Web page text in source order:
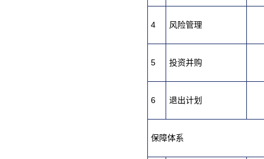
4 风险管理
5 投资并购
6 退出计划
保障体系